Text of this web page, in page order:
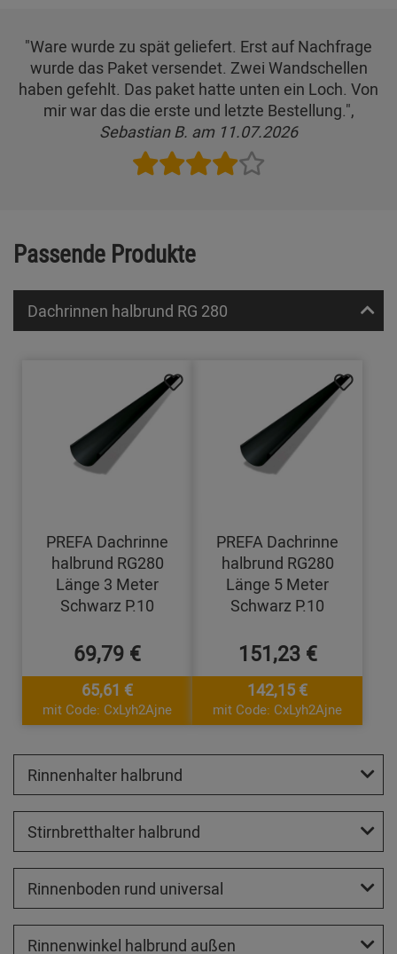
"Ware wurde zu spät geliefert. Erst auf Nachfrage
wurde das Paket versendet. Zwei Wandschellen
haben gefehlt. Das paket hatte unten ein Loch. Von
mir war das die erste und letzte Bestellung.",
Sebastian B. am 11.07.2026
Passende Produkte
Dachrinnen halbrund RG 280
PREFA Dachrinne
halbrund RG280
Länge 3 Meter
Schwarz P.10
69,79 €
65,61 €
mit Code: CxLyh2Ajne
PREFA Dachrinne
halbrund RG280
Länge 5 Meter
Schwarz P.10
151,23 €
142,15 €
mit Code: CxLyh2Ajne
Rinnenhalter halbrund
Stirnbretthalter halbrund
Rinnenboden rund universal
Rinnenwinkel halbrund außen